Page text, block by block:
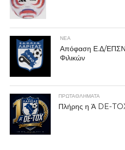
ΝΕΑ
Απόφαση Ε.Δ/ΕΠΣΝ
Φιλικών
ΠΡΩΤΑΘΛΉΜΑΤΑ
Πλήρης η Ά DE-